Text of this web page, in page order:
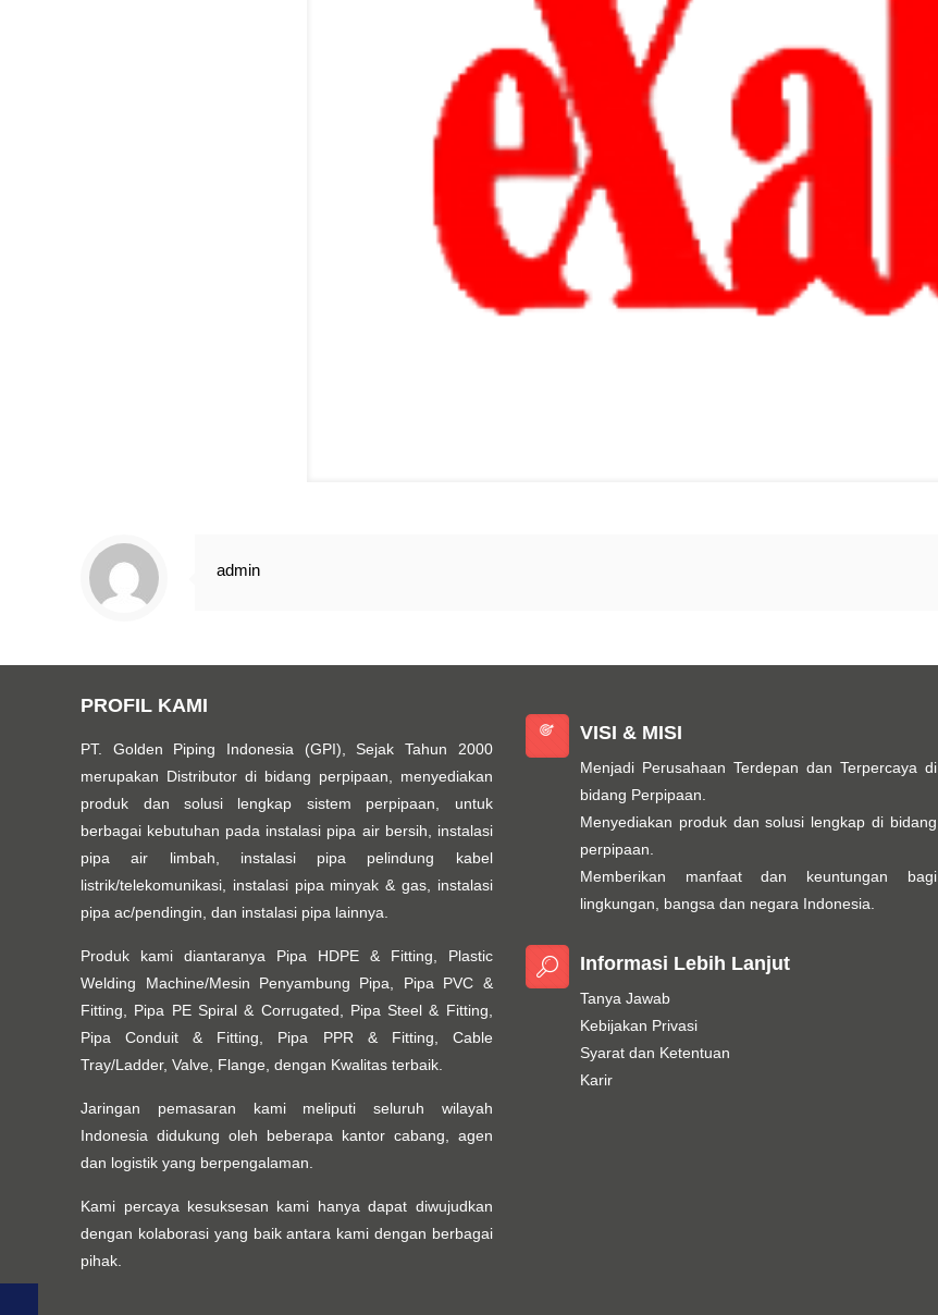
admin
PROFIL KAMI
PT. Golden Piping Indonesia (GPI), Sejak Tahun 2000
merupakan Distributor di bidang perpipaan, menyediakan
produk dan solusi lengkap sistem perpipaan, untuk
berbagai kebutuhan pada instalasi pipa air bersih, instalasi
pipa air limbah, instalasi pipa pelindung kabel
listrik/telekomunikasi, instalasi pipa minyak & gas, instalasi
pipa ac/pendingin, dan instalasi pipa lainnya.
Produk kami diantaranya Pipa HDPE & Fitting, Plastic
Welding Machine/Mesin Penyambung Pipa, Pipa PVC &
Fitting, Pipa PE Spiral & Corrugated, Pipa Steel & Fitting,
Pipa Conduit & Fitting, Pipa PPR & Fitting, Cable
Tray/Ladder, Valve, Flange, dengan Kwalitas terbaik.
Jaringan pemasaran kami meliputi seluruh wilayah
Indonesia didukung oleh beberapa kantor cabang, agen
dan logistik yang berpengalaman.
Kami percaya kesuksesan kami hanya dapat diwujudkan
dengan kolaborasi yang baik antara kami dengan berbagai
pihak.
VISI & MISI
Menjadi Perusahaan Terdepan dan Terpercaya di
bidang Perpipaan.
Menyediakan produk dan solusi lengkap di bidang
perpipaan.
Memberikan manfaat dan keuntungan bagi
lingkungan, bangsa dan negara Indonesia.
Informasi Lebih Lanjut
Tanya Jawab
Kebijakan Privasi
Syarat dan Ketentuan
Karir